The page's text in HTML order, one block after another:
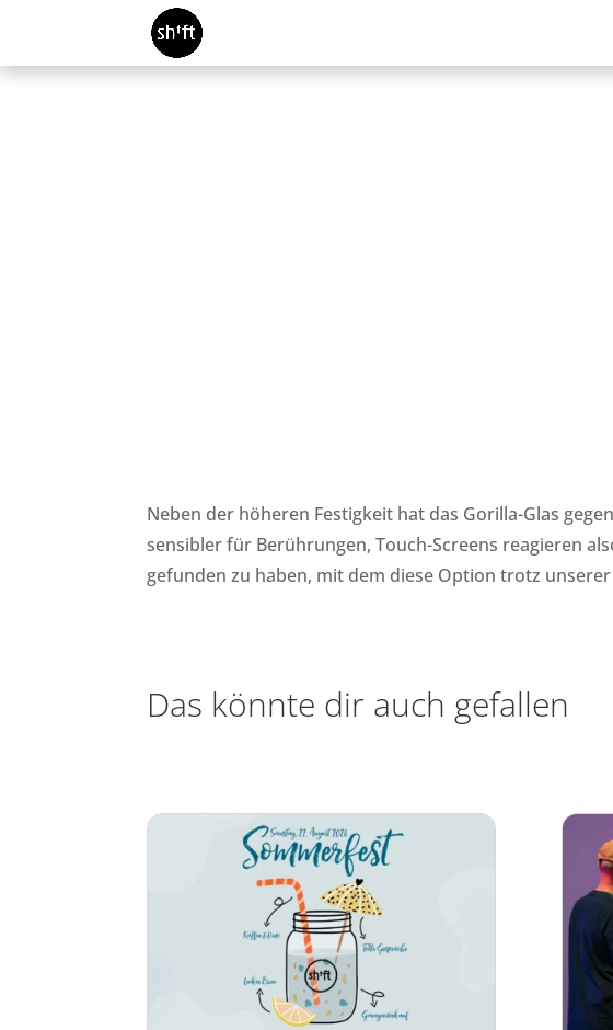
Neben der höheren Festigkeit hat das Gorilla-Glas
sensibler für Berührungen, Touch-Screens reagieren
gefunden zu haben, mit dem diese Option trotz
Das könnte dir auch gefallen